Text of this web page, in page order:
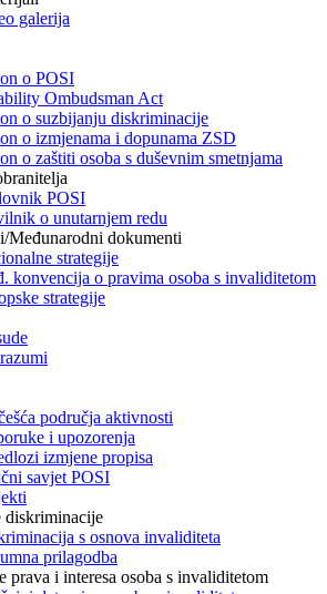
galerija
o POSI
Ombudsman Act
o suzbijanju diskriminacije
o izmjenama i dopunama ZSD
o zaštiti osoba s duševnim smetnjama
POSI
o unutarnjem redu
Međunarodni dokumenti
strategije
konvencija o pravima osoba s invaliditetom
strategije
područja aktivnosti
i upozorenja
izmjene propisa
savjet POSI
diskriminacije
s osnova invaliditeta
prilagodba
prava i interesa osoba s invaliditetom